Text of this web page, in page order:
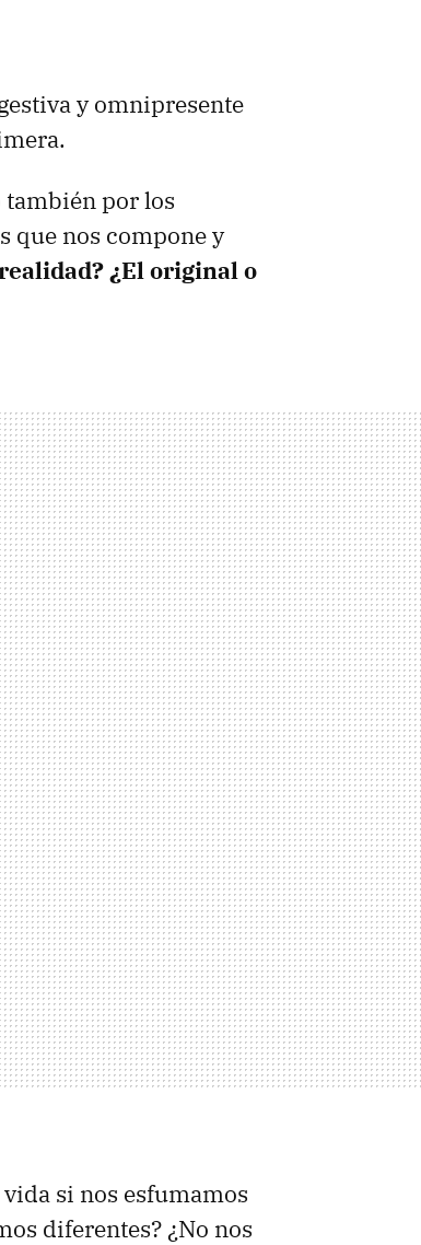
y omnipresente
también por los
que nos compone y
¿El original o
si nos esfumamos
diferentes? ¿No nos